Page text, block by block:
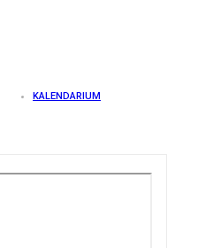
KALENDARIUM